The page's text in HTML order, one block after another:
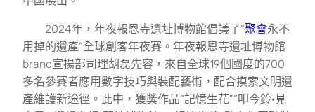
2024年，年夜報恩寺遺址博物館倡議了“聚會永不
用掉的遺產”全球創客年夜賽。年夜報恩寺遺址博物館
brand宣揚部司理胡磊先容，來自全球19個國度的700
多名參賽者應用數字技巧與裝配藝術，配合摸索文明遺
產維護新途徑。此中，獲獎作品“記憶生花”“叩今鈴·見